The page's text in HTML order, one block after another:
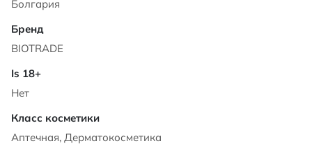
Болгария
BIOTRADE
Нет
Аптечная, Дерматокосметика